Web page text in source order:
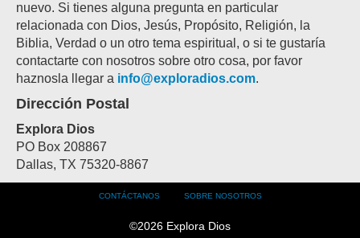
nuevo. Si tienes alguna pregunta en particular
relacionada con Dios, Jesús, Propósito, Religión, la
Biblia, Verdad o un otro tema espiritual, o si te gustaría
contactarte con nosotros sobre otro cosa, por favor
haznosla llegar a info@exploradios.com.
Dirección Postal
Explora Dios
PO Box 208867
Dallas, TX 75320-8867
Footer
CONTÁCTANOS SOBRE NOSOTROS
©2026 Explora Dios